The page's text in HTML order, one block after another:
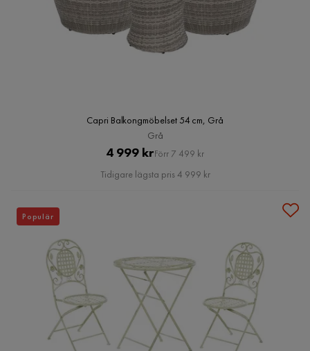
Capri Balkongmöbelset 54 cm, Grå
Grå
Pris
4 999 krOriginal
Pris
Förr 7 499 kr
Tidigare lägsta pris 4 999 kr
Populär